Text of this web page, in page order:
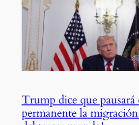
Trump dice que pausará
permanente la migración